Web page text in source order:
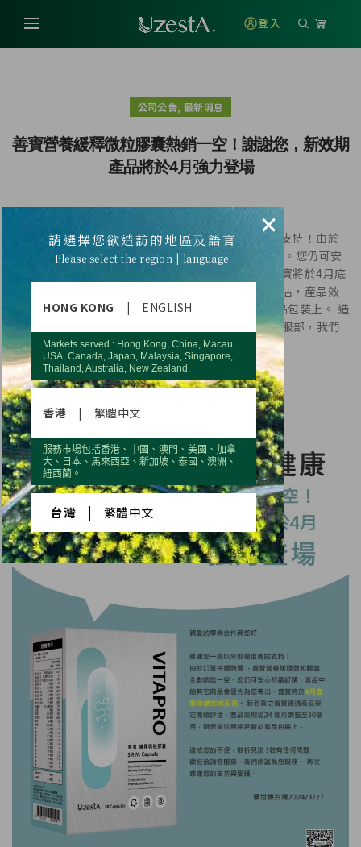
登入
公司公告, 最新消息
善寶營養緩釋微粒膠囊熱銷一空！謝謝您，新效期
產品將於4月強力登場
親愛的事業合作商您好，感謝您一路以來對優世德的支持！由於
訂單持續熱賣 ，善寶營養緩釋微粒膠囊全數銷售一空。您仍可安
心持續訂購，套組中的其它商品會優先為您寄出。善寶將於4月底
前陸續完成配送。新到貨之善寶通過產品安定測驗評估，產品效
期從24 個月調整至30個月，新保質效期將更新於產品包裝上。 造
成您的不便，敬祈見諒 ! 若有任何問題， 歡迎洽詢客服部，我們
竭誠為您服務。 再次 感謝您的支持與愛護。
×
請選擇您欲造訪的地區及語言
Please select the region | language
HONG KONG | ENGLISH
Markets served : Hong Kong, China, Macau,
USA, Canada, Japan, Malaysia, Singapore,
Thailand, Australia, New Zealand.
香港 | 繁體中文
服務市場包括香港、中國、澳門、美國、加拿
大、日本、馬來西亞、新加坡、泰國、澳洲、
紐西蘭。
台灣 繁體中文